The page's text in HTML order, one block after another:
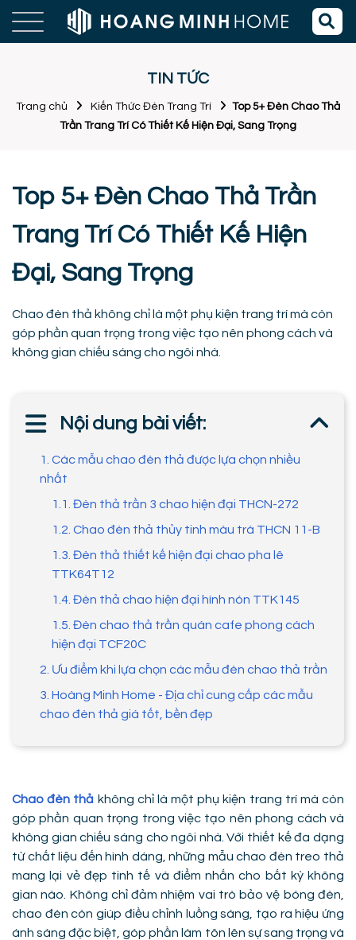
TIN TỨC
Trang chủ Kiến Thức Đèn Trang Trí
Top 5+ Đèn Chao Thả
Trần Trang Trí Có Thiết Kế Hiện Đại, Sang Trọng
Top 5+ Đèn Chao Thả Trần
Trang Trí Có Thiết Kế Hiện
Đại, Sang Trọng
Chao đèn thả không chỉ là một phụ kiện trang trí mà còn
góp phần quan trọng trong việc tạo nên phong cách và
không gian chiếu sáng cho ngôi nhà.
Nội dung bài viết:
1. Các mẫu chao đèn thả được lựa chọn nhiều
nhất
1.1. Đèn thả trần 3 chao hiện đại THCN-272
1.2. Chao đèn thả thủy tinh màu trà THCN 11-B
1.3. Đèn thả thiết kế hiện đại chao pha lê
TTK64T12
1.4. Đèn thả chao hiện đại hình nón TTK145
1.5. Đèn chao thả trần quán cafe phong cách
hiện đại TCF20C
2. Ưu điểm khi lựa chọn các mẫu đèn chao thả trần
3. Hoàng Minh Home - Địa chỉ cung cấp các mẫu
chao đèn thả giá tốt, bền đẹp
Chao đèn thả không chỉ là một phụ kiện trang trí mà còn
góp phần quan trọng trong việc tạo nên phong cách và
không gian chiếu sáng cho ngôi nhà. Với thiết kế đa dạng
từ chất liệu đến hình dáng, những mẫu chao đèn treo thả
mang lại vẻ đẹp tinh tế và điểm nhấn cho bất kỳ không
gian nào. Không chỉ đảm nhiệm vai trò bảo vệ bóng đèn,
chao đèn còn giúp điều chỉnh luồng sáng, tạo ra hiệu ứng
ánh sáng đặc biệt, góp phần làm tôn lên sự sang trọng và